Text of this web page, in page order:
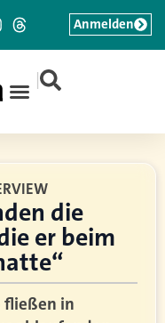
|
Anmelden
die
er beim
fließen in